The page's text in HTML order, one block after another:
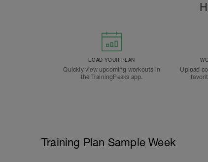
LOAD YOUR PLAN
Quickly view upcoming workouts in
the TrainingPeaks app.
Upload
Training Plan Sample Week